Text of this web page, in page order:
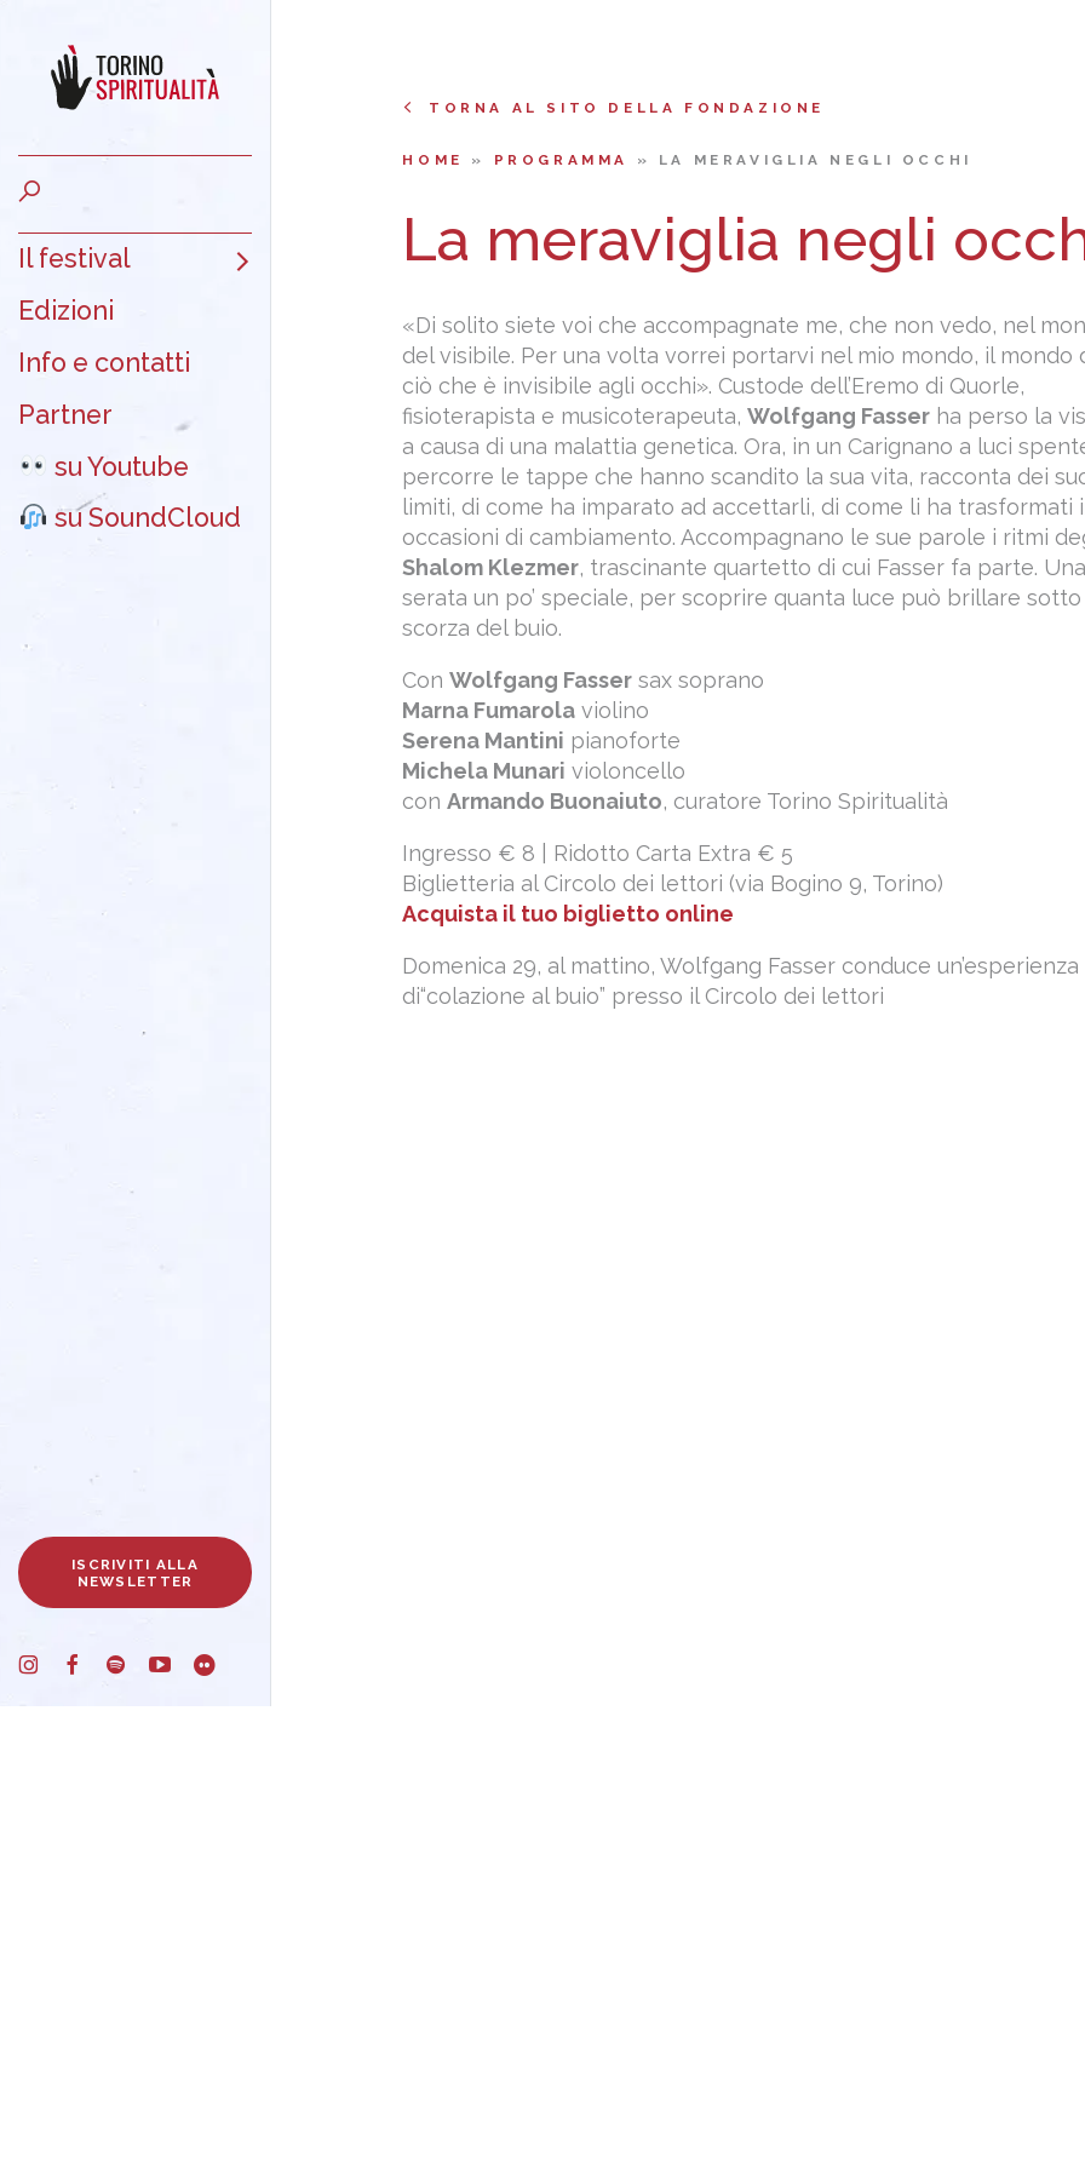
Il festival
Edizioni
Info e contatti
Partner
su Youtube
su SoundCloud
ISCRIVITI ALLA
NEWSLETTER
TORNA AL SITO DELLA FONDAZIONE
HOME » PROGRAMMA » LA MERAVIGLIA NEGLI OCCHI
La meraviglia negli
«Di solito siete voi che accompagnate me, che non vedo, nel
del visibile. Per una volta vorrei portarvi nel mio mondo, il mondo
ciò che è invisibile agli occhi». Custode dell’Eremo di Quorle,
fisioterapista e musicoterapeuta,Wolfgang Fasser ha perso la
a causa di una malattia genetica. Ora, in un Carignano a luci
percorre le tappe che hanno scandito la sua vita, racconta dei
limiti, di come ha imparato ad accettarli, di come li ha trasformati
occasioni di cambiamento. Accompagnano le sue parole i ritmi
Shalom Klezmer, trascinante quartetto di cui Fasser fa parte. Una
serata un po’ speciale, per scoprire quanta luce può brillare sotto
scorza del buio.
ConWolfgang Fasser sax soprano
Marna Fumarola violino
Serena Mantini pianoforte
Michela Munari violoncello
conArmando Buonaiuto, curatore Torino Spiritualità
Ingresso € 8 | Ridotto Carta Extra € 5
Biglietteria al Circolo dei lettori (via Bogino 9, Torino)
Acquista il tuo biglietto online
Domenica 29, al mattino, Wolfgang Fasser conduce un’esperienza
di“colazione al buio” presso il Circolo dei lettori